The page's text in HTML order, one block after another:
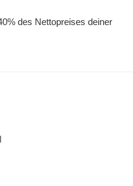
des Nettopreises deiner